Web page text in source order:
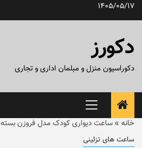
پرش1405/05/17
دکورز
دکوراسیون منزل و مبلمان اداری و تجاری
منوی
اصلی
خانه » ساعت دیواری کودک مدل فروزن بسته ۱۰ عددی
ساعت های تزئینی